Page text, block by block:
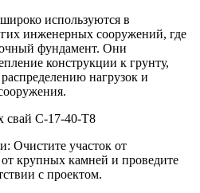
используются в
инженерных сооружений, где
фундамент. Они
конструкции к грунту,
нагрузок и
свай С-17-40-Т8
Очистите участок от
от крупных камней и проведите
с проектом.